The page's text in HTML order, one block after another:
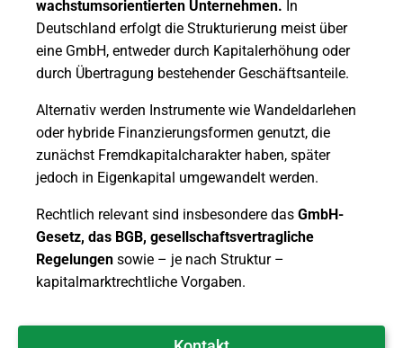
wachstumsorientierten Unternehmen. In
Deutschland erfolgt die Strukturierung meist über
eine GmbH, entweder durch Kapitalerhöhung oder
durch Übertragung bestehender Geschäftsanteile.
Alternativ werden Instrumente wie Wandeldarlehen
oder hybride Finanzierungsformen genutzt, die
zunächst Fremdkapitalcharakter haben, später
jedoch in Eigenkapital umgewandelt werden.
Rechtlich relevant sind insbesondere das GmbH-
Gesetz, das BGB, gesellschaftsvertragliche
Regelungen sowie – je nach Struktur –
kapitalmarktrechtliche Vorgaben.